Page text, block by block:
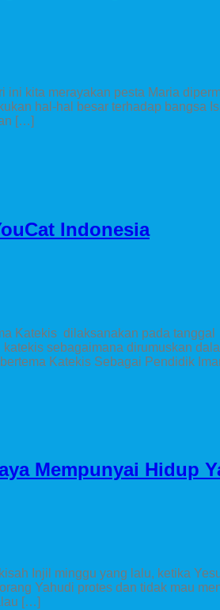
ini kita merayakan pesta Maria
hal-hal besar terhadap bangsa
[…]
Indonesia
Katekis dilaksanakan pada
sebagaimana dirumuskan
Katekis Sebagai Pendidik
Mempunyai Hidup
Injil minggu yang lalu, ketika
Yahudi protes dan tidak mau
[…]